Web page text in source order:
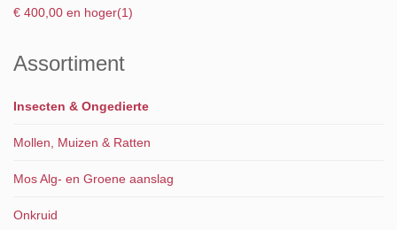
€ 400,00 en hoger 1product
Assortiment
Insecten & Ongedierte
Mollen, Muizen & Ratten
Mos Alg- en Groene aanslag
Onkruid